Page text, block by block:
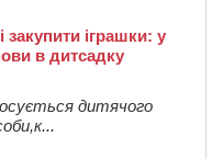
закупити іграшки: у
в дитсадку
дитячого